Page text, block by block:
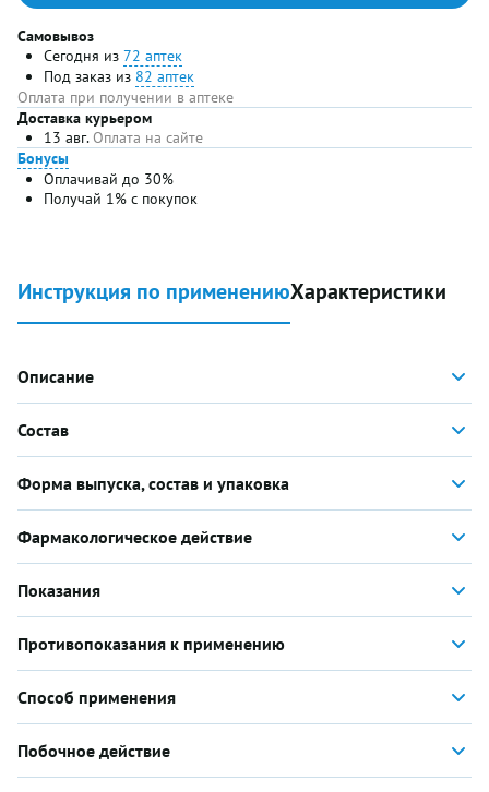
Самовывоз
Сегодня из 72 аптек
Под заказ из 82 аптек
Оплата при получении в аптеке
Доставка курьером
13 авг. Оплата на сайте
Бонусы
Оплачивай до 30%
Получай 1% с покупок
Инструкция по применениюХарактеристики
Описание
Состав
Форма выпуска, состав и упаковка
Фармакологическое действие
Показания
Противопоказания к применению
Способ применения
Побочное действие